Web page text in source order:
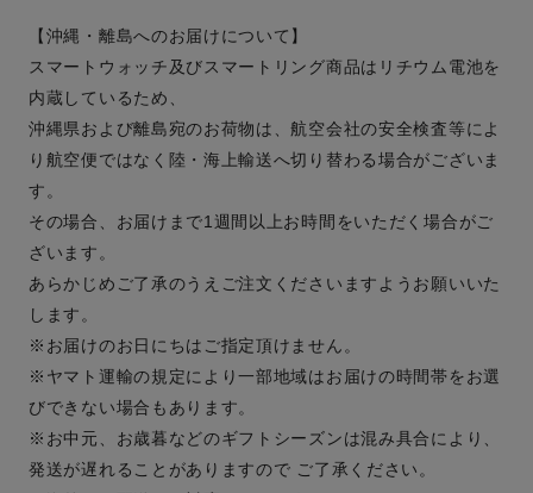
【沖縄・離島へのお届けについて】
スマートウォッチ及びスマートリング商品はリチウム電池を
内蔵しているため、
沖縄県および離島宛のお荷物は、航空会社の安全検査等によ
り航空便ではなく陸・海上輸送へ切り替わる場合がございま
す。
その場合、お届けまで1週間以上お時間をいただく場合がご
ざいます。
あらかじめご了承のうえご注文くださいますようお願いいた
します。
※お届けのお日にちはご指定頂けません。
※ヤマト運輸の規定により一部地域はお届けの時間帯をお選
びできない場合もあります。
※お中元、お歳暮などのギフトシーズンは混み具合により、
発送が遅れることがありますので ご了承ください。